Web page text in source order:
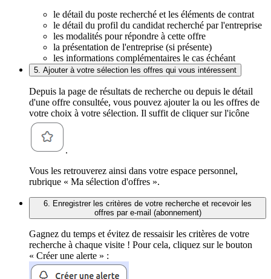
le détail du poste recherché et les éléments de contrat
le détail du profil du candidat recherché par l'entreprise
les modalités pour répondre à cette offre
la présentation de l'entreprise (si présente)
les informations complémentaires le cas échéant
5. Ajouter à votre sélection les offres qui vous intéressent
Depuis la page de résultats de recherche ou depuis le détail
d'une offre consultée, vous pouvez ajouter la ou les offres de
votre choix à votre sélection. Il suffit de cliquer sur l'icône
.
Vous les retrouverez ainsi dans votre espace personnel,
rubrique « Ma sélection d'offres ».
6. Enregistrer les critères de votre recherche et recevoir les
offres par e-mail (abonnement)
Gagnez du temps et évitez de ressaisir les critères de votre
recherche à chaque visite ! Pour cela, cliquez sur le bouton
« Créer une alerte » :